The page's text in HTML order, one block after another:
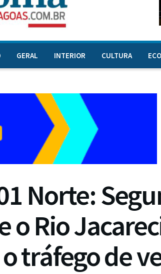
GERAL INTERIOR CULTURA
Norte:
o Rio
tráfego de